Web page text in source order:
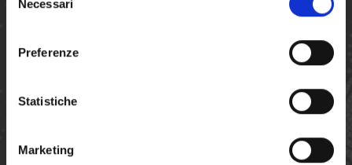
delNecessari
Preferenze
Statistiche
Marketing